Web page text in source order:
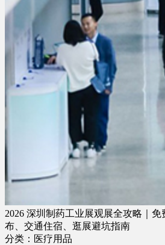
2026 深圳制药工业展观展全攻略｜
布、交通住宿、逛展避坑指南
分类：医疗用品